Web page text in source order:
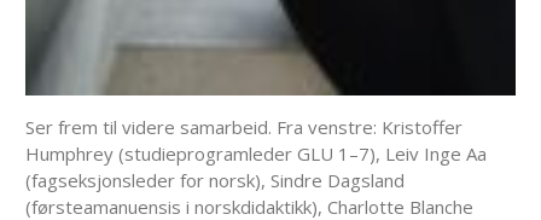
Ser frem til videre samarbeid. Fra venstre: Kristoffer
Humphrey (studieprogramleder GLU 1–7), Leiv Inge Aa
(fagseksjonsleder for norsk), Sindre Dagsland
(førsteamanuensis i norskdidaktikk), Charlotte Blanche